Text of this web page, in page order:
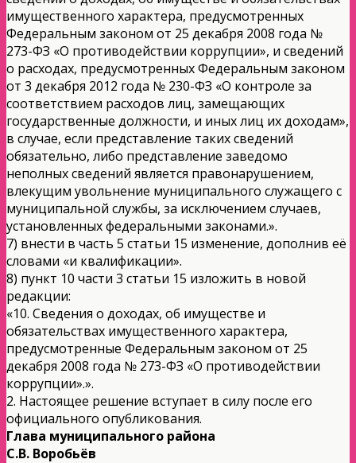
имущественного характера, предусмотренных
Федеральным законом от 25 декабря 2008 года №
273-ФЗ «О противодействии коррупции», и сведений
о расходах, предусмотренных Федеральным законом
от 3 декабря 2012 года № 230-ФЗ «О контроле за
соответствием расходов лиц, замещающих
государственные должности, и иных лиц их доходам»,
в случае, если представление таких сведений
обязательно, либо представление заведомо
неполных сведений является правонарушением,
влекущим увольнение муниципального служащего с
муниципальной службы, за исключением случаев,
установленных федеральными законами.».
7) внести в часть 5 статьи 15 изменение, дополнив её
словами «и квалификации».
8) пункт 10 части 3 статьи 15 изложить в новой
редакции:
«10. Сведения о доходах, об имуществе и
обязательствах имущественного характера,
предусмотренные Федеральным законом от 25
декабря 2008 года № 273-ФЗ «О противодействии
коррупции».».
2. Настоящее решение вступает в силу после его
официального опубликования.
Глава муниципального района
С.В. Воробьёв